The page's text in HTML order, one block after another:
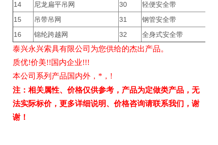
14
尼龙扁平吊网 30
轻便安全带
15
吊带吊网 31
钢管安全带
16
锦纶跨越网 32 全身式安全带
泰兴永兴索具有限公司为您供给的杰出产品。
质优!价美!!国内企业!!!
本公司系列产品国内外，*，!
注：相关属性、价格仅供参考，产品为定做类产品，无
法实际标价，更多详细说明、价格咨询请联系我们，谢
谢！